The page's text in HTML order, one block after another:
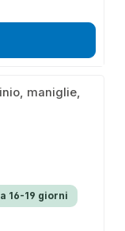
16-19 giorni